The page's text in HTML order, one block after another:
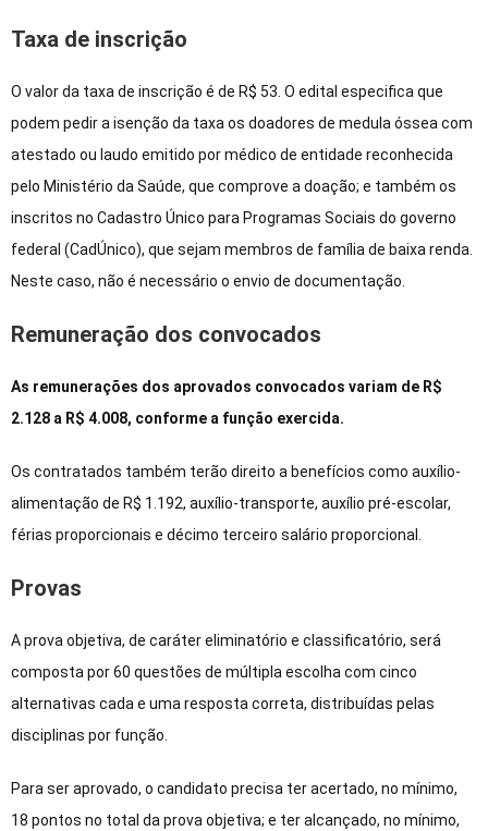
Taxa de inscrição
O valor da taxa de inscrição é de R$ 53. O edital especifica que
podem pedir a isenção da taxa os doadores de medula óssea com
atestado ou laudo emitido por médico de entidade reconhecida
pelo Ministério da Saúde, que comprove a doação; e também os
inscritos no Cadastro Único para Programas Sociais do governo
federal (CadÚnico), que sejam membros de família de baixa renda.
Neste caso, não é necessário o envio de documentação.
Remuneração dos convocados
As remunerações dos aprovados convocados variam de R$
2.128 a R$ 4.008, conforme a função exercida.
Os contratados também terão direito a benefícios como auxílio-
alimentação de R$ 1.192, auxílio-transporte, auxílio pré-escolar,
férias proporcionais e décimo terceiro salário proporcional.
Provas
A prova objetiva, de caráter eliminatório e classificatório, será
composta por 60 questões de múltipla escolha com cinco
alternativas cada e uma resposta correta, distribuídas pelas
disciplinas por função.
Para ser aprovado, o candidato precisa ter acertado, no mínimo,
18 pontos no total da prova objetiva; e ter alcançado, no mínimo,